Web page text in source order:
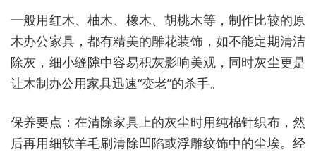
一般用红木、柚木、橡木、胡桃木等，制作比较的原
木办公家具，都有精美的雕花装饰，如不能定期清洁
除灰，细小缝隙中容易积灰影响美观，同时灰尘更是
让木制办公用家具迅速“变老”的杀手。
保养要点：在清除家具上的灰尘时用纯棉针织布，然
后再用细软羊毛刷清除凹陷或浮雕纹饰中的尘埃。经